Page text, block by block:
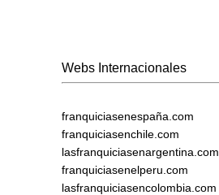
Webs Internacionales
franquiciasenespaña.com
franquiciasenchile.com
lasfranquiciasenargentina.com
franquiciasenelperu.com
lasfranquiciasencolombia.com